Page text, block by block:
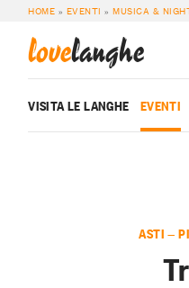
HOME » EVENTI »MUSICA &
lovelanghe
VISITA LE LANGHE EVENTI
ASTI —